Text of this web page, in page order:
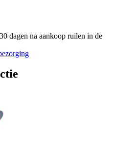
dagen na aankoop ruilen in de